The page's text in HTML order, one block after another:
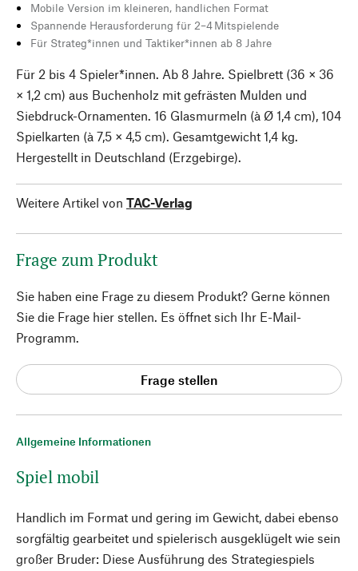
Allgemeine Informationen
Spiel mobil
Handlich im Format und gering im Gewicht, dabei ebenso
sorgfältig gearbeitet und spielerisch ausgeklügelt wie sein
großer Bruder: Diese Ausführung des Strategiespiels
Mobile Version im kleineren, handlichen Format
Spannende Herausforderung für 2–4 Mitspielende
Für Strateg*innen und Taktiker*innen ab 8 Jahre
Für 2 bis 4 Spieler*innen. Ab 8 Jahre. Spielbrett (36 × 36
× 1,2 cm) aus Buchenholz mit gefrästen Mulden und
Siebdruck-Ornamenten. 16 Glasmurmeln (à Ø 1,4 cm), 104
Spielkarten (à 7,5 × 4,5 cm). Gesamtgewicht 1,4 kg.
Hergestellt in Deutschland (Erzgebirge).
Weitere Artikel von TAC-Verlag
Frage zum Produkt
Sie haben eine Frage zu diesem Produkt? Gerne können
Sie die Frage hier stellen. Es öffnet sich Ihr E-Mail-
Programm.
Frage stellen